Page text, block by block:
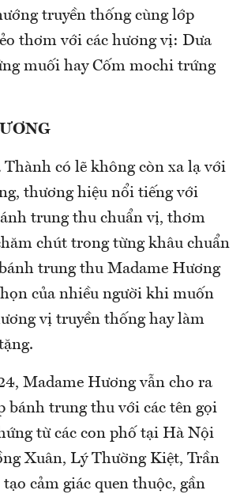
truyền thống cùng lớp
thơm với các hương vị: Dưa
muối hay Cốm mochi trứng
có lẽ không còn xa lạ với
thương hiệu nổi tiếng với
trung thu chuẩn vị, thơm
chút trong từng khâu chuẩn
trung thu Madame Hương
của nhiều người khi muốn
vị truyền thống hay làm
Madame Hương vẫn cho ra
bánh trung thu với các tên gọi
từ các con phố tại Hà Nội
Xuân, Lý Thường Kiệt, Trần
cảm giác quen thuộc, gần